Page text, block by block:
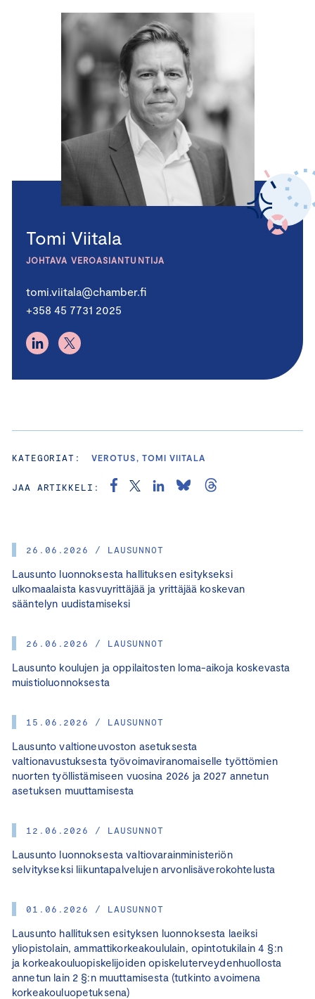
26.06.2026 / LAUSUNNOT
Lausunto luonnoksesta hallituksen esitykseksi
ulkomaalaista kasvuyrittäjää ja yrittäjää koskevan
sääntelyn uudistamiseksi
26.06.2026 / LAUSUNNOT
Lausunto koulujen ja oppilaitosten loma-aikoja koskevasta
muistioluonnoksesta
15.06.2026 / LAUSUNNOT
Lausunto valtioneuvoston asetuksesta
valtionavustuksesta työvoimaviranomaiselle työttömien
nuorten työllistämiseen vuosina 2026 ja 2027 annetun
asetuksen muuttamisesta
12.06.2026 / LAUSUNNOT
Lausunto luonnoksesta valtiovarainministeriön
selvitykseksi liikuntapalvelujen arvonlisäverokohtelusta
01.06.2026 / LAUSUNNOT
Lausunto hallituksen esityksen luonnoksesta laeiksi
yliopistolain, ammattikorkeakoululain, opintotukilain 4 §:n
ja korkeakouluopiskelijoiden opiskeluterveydenhuollosta
annetun lain 2 §:n muuttamisesta (tutkinto avoimena
korkeakouluopetuksena)
Tomi Viitala
JOHTAVA VEROASIANTUNTIJA
tomi.viitala@chamber.fi
+358 45 7731 2025
KATEGORIAT: VEROTUS, TOMI VIITALA
JAA ARTIKKELI: